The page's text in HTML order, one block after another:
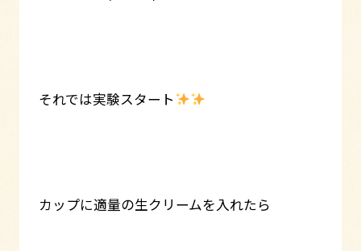
それでは実験スタート
カップに適量の生クリームを入れたら